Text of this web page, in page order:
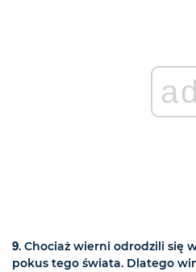
ad
9. Chociaż wierni odrodzili się
pokus tego świata. Dlatego